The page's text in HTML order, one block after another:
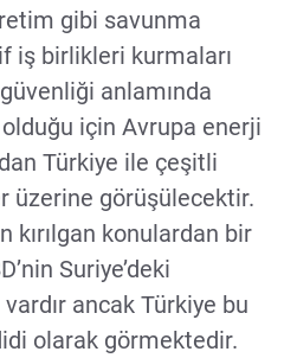
gibi savunma
iş birlikleri kurmaları
anlamında
için Avrupa enerji
Türkiye ile çeşitli
üzerine görüşülecektir.
kırılgan konulardan bir
Suriye’deki
ancak Türkiye bu
olarak görmektedir.